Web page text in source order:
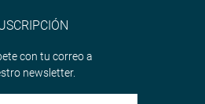
con tu correo a
newsletter.